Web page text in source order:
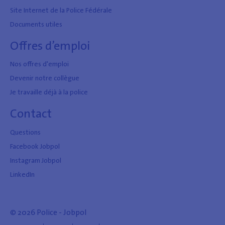
Site Internet de la Police Fédérale
Documents utiles
Offres d’emploi
Nos offres d'emploi
Devenir notre collègue
Je travaille déjà à la police
Contact
Questions
Facebook Jobpol
Instagram Jobpol
LinkedIn
© 2026 Police - Jobpol